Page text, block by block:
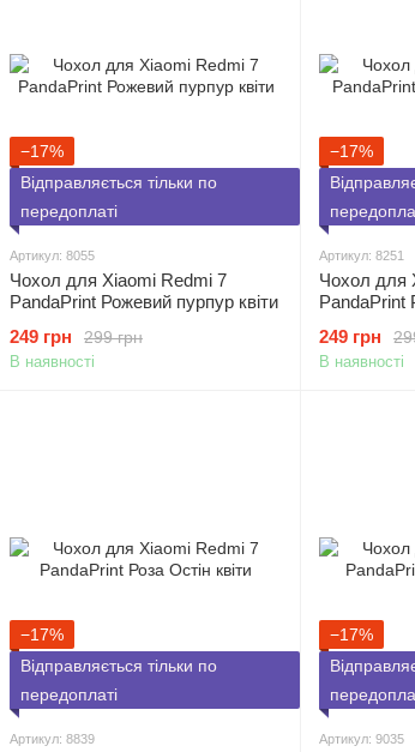
−17%
Відправляється тільки по
передоплаті
Артикул: 8055
Чохол для Xiaomi Redmi 7
PandaPrint Рожевий пурпур квіти
299 грн
249 грн
В наявності
−17%
Артикул: 8251
Чохол для
PandaPrint
249 грн
В наявності
−17%
Відправляється тільки по
передоплаті
Артикул: 8839
−17%
Артикул: 9035